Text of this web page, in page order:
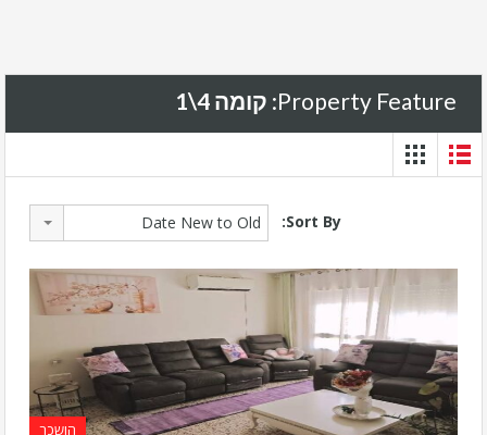
Property Feature: קומה 4\1
Sort By:
Date New to Old
הושכר